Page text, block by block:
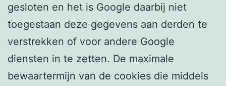
gesloten en het is Google daarbij niet
toegestaan deze gegevens aan derden te
verstrekken of voor andere Google
diensten in te zetten. De maximale
bewaartermijn van de cookies die middels